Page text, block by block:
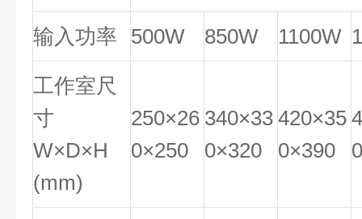
输入功率 500W 850W 1100W
工作室尺
寸
W×D×H
(mm)
250×26
0×250
340×33
0×320
420×35
0×390